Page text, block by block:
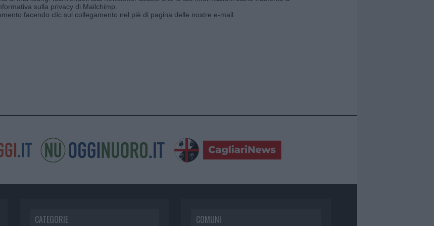
sulla privacy di Mailchimp
facendo clic sul collegamento nel piè di pagina delle nostre e-mail.
CATEGORIE COMUNI